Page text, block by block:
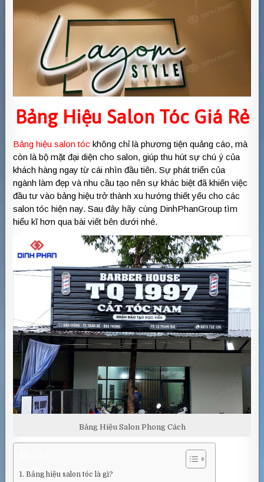
Bảng Hiệu Salon TócGiá Rẻ
Bảng hiệu salon tóc không chỉ là phương tiện quảng cáo, mà
còn là bộ mặt đại diện cho salon, giúp thu hút sự chú ý của
khách hàng ngay từ cái nhìn đầu tiên. Sự phát triển của
ngành làm đẹp và nhu cầu tạo nên sự khác biệt đã khiến việc
đầu tư vào bảng hiệu trở thành xu hướng thiết yếu cho các
salon tóc hiện nay. Sau đây hãy cùng DinhPhanGroup tìm
hiểu kĩ hơn qua bài viết bên dưới nhé.
Bảng Hiệu Salon Phong Cách
Bảng hiệu salon tóc là gì?